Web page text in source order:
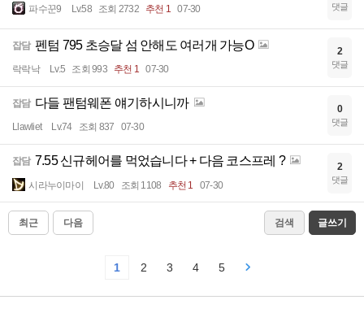
파수꾼9 Lv.58 조회 2732 추천 1 07-30 댓글
잡담 펜텀 795 초승달 섬 안해도 여러개 가능O
락락낙 Lv.5 조회 993 추천 1 07-30
2
댓글
잡담 다들 팬텀웨폰 얘기하시니까
Llawliet Lv.74 조회 837 07-30
0
댓글
잡담 7.55 신규헤어를 먹었습니다 + 다음 코스프레 ?
시라누이마이 Lv.80 조회 1108 추천 1 07-30
2
댓글
최근 다음 검색 글쓰기
1 2 3 4 5